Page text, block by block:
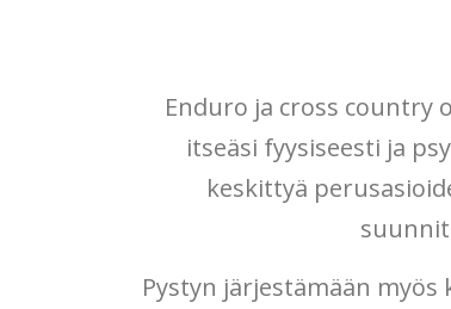
Enduro ja cross country
itseäsi fyysiseesti ja
keskittyä
Pystyn järjestämään